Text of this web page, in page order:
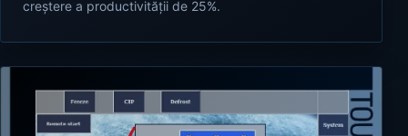
creștere a productivității de 25%.